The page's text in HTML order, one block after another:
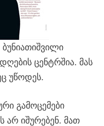
ცენტრშია. მას
უწოდეს.
გამოცემები
არ იშურებენ. მათ